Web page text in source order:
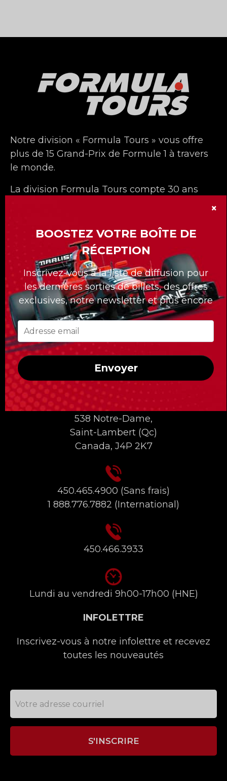
Notre division « Formula Tours » vous offre
plus de 15 Grand-Prix de Formule 1 à travers
le monde.
La division Formula Tours compte 30 ans
Quelle que soit la course à laquelle vous
voulez assister, Formula Tours vous propose
les meilleurs billets disponibles, des hôtels
de première classe, des transferts privés au
circuit et un accès uniquement réservé aux
clients de Formula Tours !
INFORMATIONS DE CONTACT
538 Notre-Dame,
Saint-Lambert (Qc)
Canada, J4P 2K7
450.465.4900 (Sans frais)
1 888.776.7882 (International)
450.466.3933
Lundi au vendredi 9h00-17h00 (HNE)
INFOLETTRE
Inscrivez-vous à notre infolettre et recevez
toutes les nouveautés
×
BOOSTEZ VOTRE BOÎTE DE
RÉCEPTION
Inscrivez-vous à la liste de diffusion pour
les dernières sorties de billets, des offres
exclusives, notre newsletter et plus encore
Envoyer